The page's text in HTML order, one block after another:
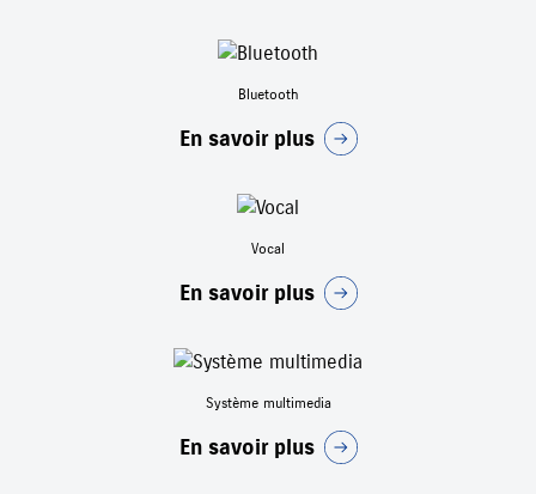
Bluetooth
En savoir plus
Vocal
En savoir plus
Système multimedia
En savoir plus